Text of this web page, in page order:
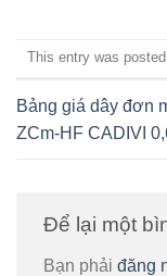
This entry was
Bảng giá dây đơn
ZCm-HF CADIVI
Để lại một
Bạn phải đăng